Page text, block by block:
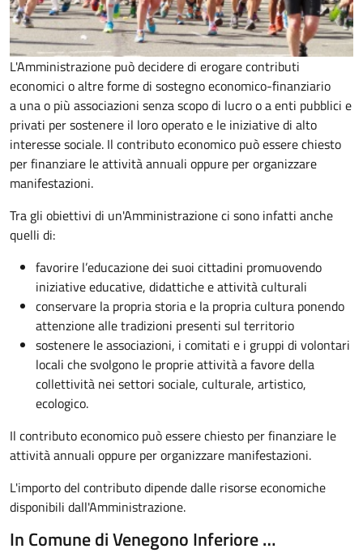
L'Amministrazione può decidere di erogare contributi
economici o altre forme di sostegno economico-finanziario
a una o più associazioni senza scopo di lucro o a enti pubblici e
privati per sostenere il loro operato e le iniziative di alto
interesse sociale. Il contributo economico può essere chiesto
per finanziare le attività annuali oppure per organizzare
manifestazioni.
Tra gli obiettivi di un'Amministrazione ci sono infatti anche
quelli di:
favorire l’educazione dei suoi cittadini promuovendo
iniziative educative, didattiche e attività culturali
conservare la propria storia e la propria cultura ponendo
attenzione alle tradizioni presenti sul territorio
sostenere le associazioni, i comitati e i gruppi di volontari
locali che svolgono le proprie attività a favore della
collettività nei settori sociale, culturale, artistico,
ecologico.
Il contributo economico può essere chiesto per finanziare le
attività annuali oppure per organizzare manifestazioni.
L'importo del contributo dipende dalle risorse economiche
disponibili dall'Amministrazione.
In Comune di Venegono Inferiore …